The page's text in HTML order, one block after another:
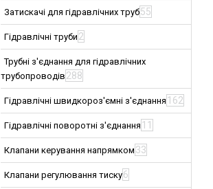
Затискачі для гідравлічних труб55
Гідравлічні труби 2
Трубні з'єднання для гідравлічних
трубопроводів 288
Гідравлічні швидкороз'ємні з'єднання 162
Гідравлічні поворотні з'єднання 11
Клапани керування напрямком 33
Клапани регулювання тиску6